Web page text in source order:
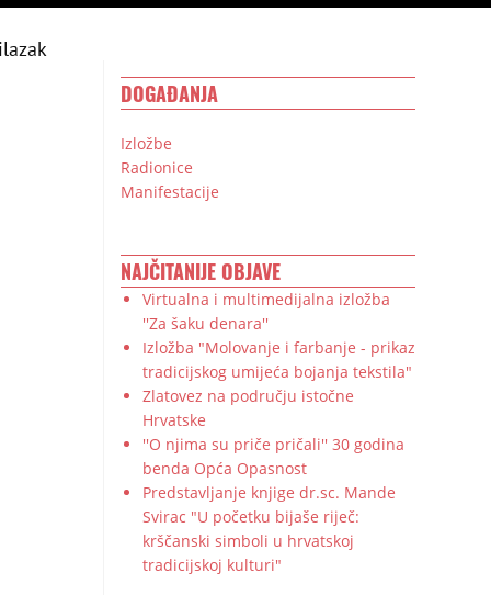
DOGAĐANJA
Izložbe
Radionice
Manifestacije
NAJČITANIJE OBJAVE
Virtualna i multimedijalna izložba
''Za šaku denara''
Izložba "Molovanje i farbanje - prikaz
tradicijskog umijeća bojanja tekstila"
Zlatovez na području istočne
Hrvatske
''O njima su priče pričali'' 30 godina
benda Opća Opasnost
Predstavljanje knjige dr.sc. Mande
Svirac "U početku bijaše riječ:
krščanski simboli u hrvatskoj
tradicijskoj kulturi"